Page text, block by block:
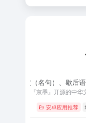
古诗词文（名句）、歇后
安卓应用推荐